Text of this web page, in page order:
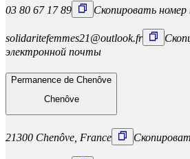
03 80 67 17 89 Скопировать
solidaritefemmes21@outlook.fr
электронной почты
Permanence de Chenôve
Chenôve
21300 Chenôve, France